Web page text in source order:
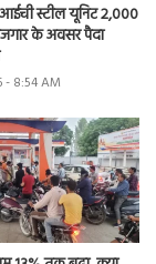
स्टील यूनिट 2,000
के अवसर पैदा
- 8:54 AM